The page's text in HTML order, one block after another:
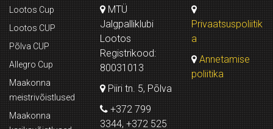
Lootos Cup
Lootos CUP
Põlva CUP
Allegro Cup
Maakonna
meistrivõistlused
Maakonna
MTÜ
Jalgpalliklubi
Lootos
Registrikood:
80031013
Piiri tn. 5, Põlva
+372 799
3344, +372 525
Privaatsuspoliitik
a
Annetamise
poliitika